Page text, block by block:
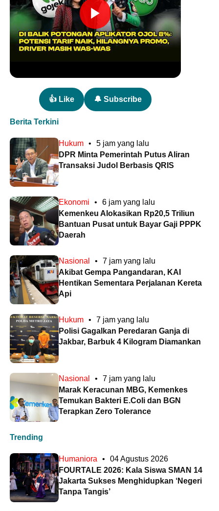
👍 Like 🔔 Subscribe
Berita Terkini
Hukum •
5 jam yang lalu
DPR Minta Pemerintah Putus Aliran
Transaksi Judol Berbasis QRIS
Ekonomi •
6 jam yang lalu
Kemenkeu Alokasikan Rp20,5 Triliun
Bantuan Pusat untuk Bayar Gaji PPPK
Daerah
Nasional •
7 jam yang lalu
Akibat Gempa Pangandaran, KAI
Hentikan Sementara Perjalanan Kereta
Api
Hukum •
7 jam yang lalu
Polisi Gagalkan Peredaran Ganja di
Jakbar, Barbuk 4 Kilogram Diamankan
Nasional •
7 jam yang lalu
Marak Keracunan MBG, Kemenkes
Temukan Bakteri E.Coli dan BGN
Terapkan Zero Tolerance
Trending
Humaniora •
04 Agustus 2026
FOURTALE 2026: Kala Siswa SMAN 14
Jakarta Sukses Menghidupkan ‘Negeri
Tanpa Tangis’